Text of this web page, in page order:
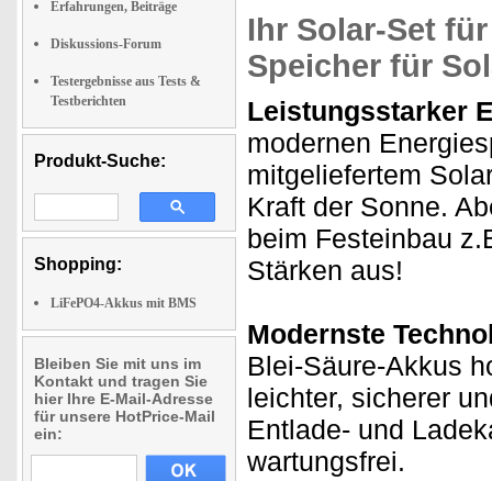
Erfahrungen, Beiträge
Diskussions-Forum
Testergebnisse aus Tests &
Testberichten
Produkt-Suche:
Shopping:
LiFePO4-Akkus mit BMS
Bleiben Sie mit uns im
Kontakt und tragen Sie
hier Ihre E-Mail-Adresse
für unsere HotPrice-Mail
ein:
Ihr Solar-Set
Speicher für
Leistungsstarker
modernen
mitgeliefertem
Kraft der Sonne.
beim Festeinbau
Stärken aus!
Modernste
Blei-Säure-Akkus
leichter, sicherer
Entlade- und
wartungsfrei.